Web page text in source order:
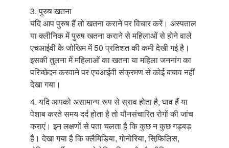
3. पुरुष खतना
यदि आप पुरुष हैं तो खतना कराने पर विचार करें। अस्पताल
या क्लीनिक में पुरुष खतना कराने से महिलाओं से होने वाले
एचआईवी के जोखिम में 50 प्रतिशत की कमी देखी गई है।
इसकी तुलना में महिलाओं का खतना या महिला जननांग का
परिच्छेदन करवाने पर एचआईवी संक्रमण से कोई बचाव नहीं
देखा गया।
4. यदि आपको असामान्य रूप से स्राव होता है, घाव हैं या
पेशाब करते समय दर्द होता है तो यौनसंचारित रोगों की जांच
कराएं। इन लक्षणों से पता चलता है कि कुछ न कुछ गड़बड़
है। देखा गया है कि क्लैमिडिया, गोनोरिया, सिफि़लिस,